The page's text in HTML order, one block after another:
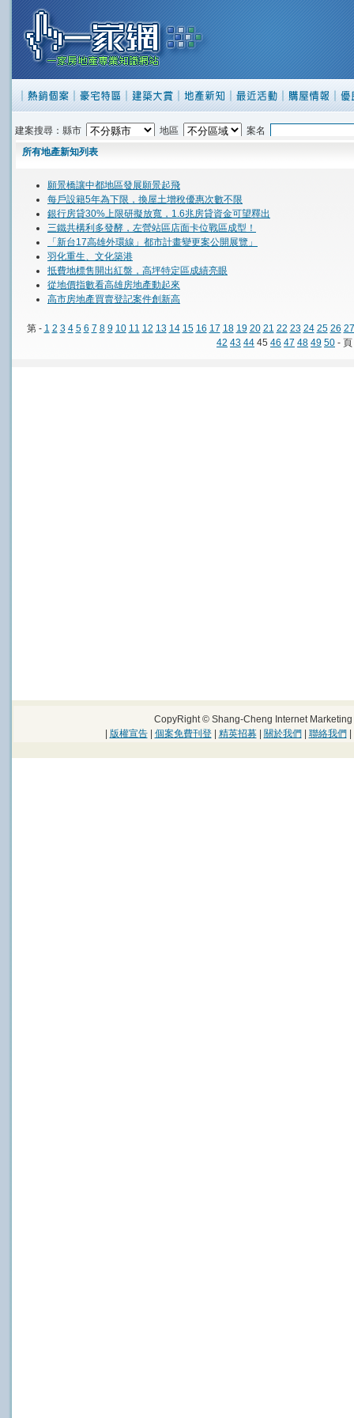
建案搜尋：縣市 地區
案名
所有地產新知列表
願景橋讓中都地區發展願景起飛
每戶設籍5年為下限，換屋土增稅優惠次數不限
銀行房貸30%上限研擬放寬，1.6兆房貸資金可望釋出
三鐵共構利多發酵，左營站區店面卡位戰區成型！
「新台17高雄外環線」都市計畫變更案公開展覽」
羽化重生、文化築港
抵費地標售開出紅盤，高坪特定區成績亮眼
從地價指數看高雄房地產動起來
高市房地產買賣登記案件創新高
第 - 1 2 3 4 5 6 7 8 9 10 11 12 13 14 15 16 17 18 19 20 21 22 23 24 25 26 27
42 43 44 45 46 47 48 49 50 - 頁
CopyRight © Shang-Cheng Internet
版權宣告| 個案免費刊登| 精英招募| 關於我們 聯絡我們